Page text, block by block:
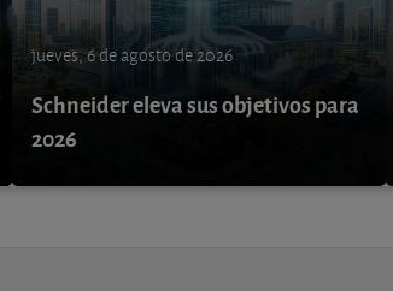
jueves, 6 de agosto de 2026
Schneider eleva sus objetivos para
2026